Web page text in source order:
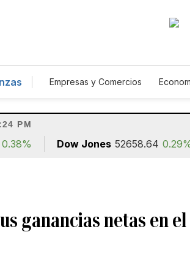
Empresas y Comercios
PM
0.38% Dow Jones 52658.64
ganancias netas en